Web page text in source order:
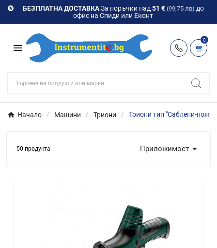
 БЕЗПЛАТНА ДОСТАВКАЗа поръчки над 51 € (99,75 лв) до
офис на Спиди или Еконт

0
Начало Машини Триони Триони тип "Саблени-
50 продукта Приложимост 